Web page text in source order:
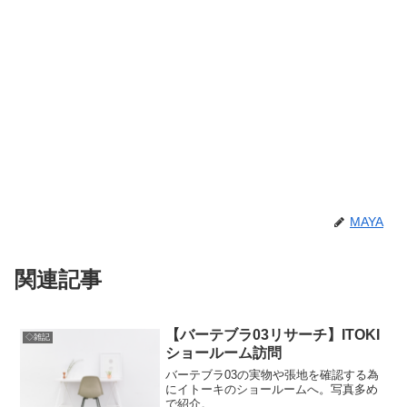
MAYA
関連記事
◇雑記
【バーテブラ03リサーチ】ITOKI
ショールーム訪問
バーテブラ03の実物や張地を確認する為
にイトーキのショールームへ。写真多め
で紹介。